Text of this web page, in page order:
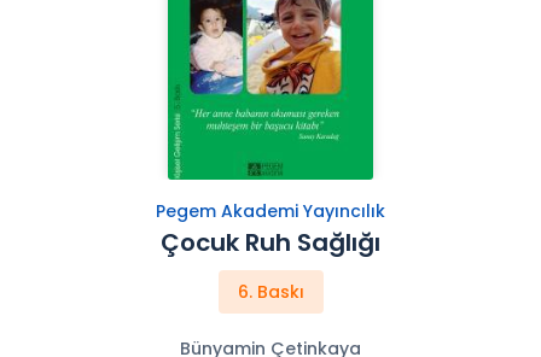
Pegem Akademi Yayıncılık
Çocuk Ruh Sağlığı
6. Baskı
Bünyamin Çetinkaya